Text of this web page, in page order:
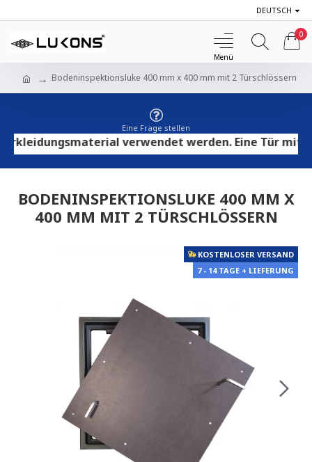
DEUTSCH
0
Bodeninspektionsluke 400 mm x 400 mm mit 2 Türschlössern
Eine Frage stellen
verwendet werden. Eine Tür mit
BODENINSPEKTIONSLUKE 400 MM X
400 MM MIT 2 TÜRSCHLÖSSERN
KOSTENLOSER VERSAND
7 - 14 TAGE + LIEFERUNG